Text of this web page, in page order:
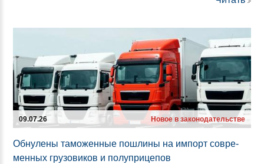
09.07.26 Новое в законодательстве
Об­ну­ле­ны та­мо­жен­ные пош­ли­ны на им­порт сов­ре­
мен­ных гру­зо­ви­ков и по­луп­ри­це­пов